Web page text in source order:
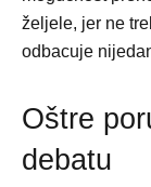
željele, jer ne
odbacuje
Oštre
debatu